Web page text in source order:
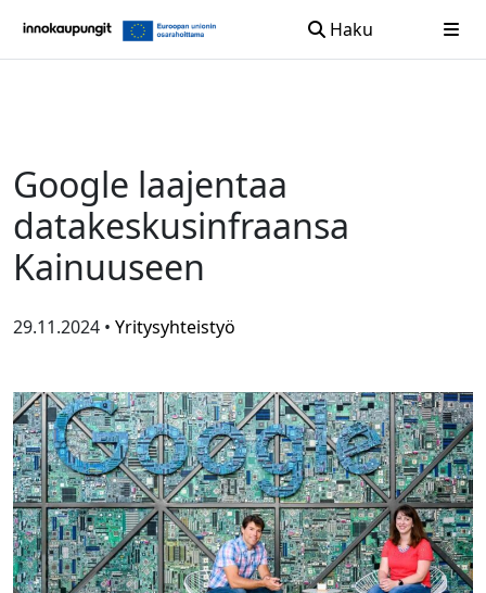
Haku
Google laajentaa
datakeskusinfraansa
Kainuuseen
29.11.2024 • Yritysyhteistyö